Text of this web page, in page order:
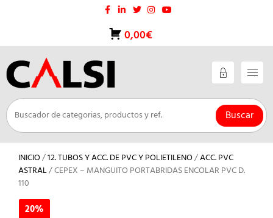
0,00€
Buscar
INICIO/12. TUBOS Y ACC. DE PVC Y POLIETILENO/ACC. PVC
ASTRAL/ CEPEX – MANGUITO PORTABRIDAS ENCOLAR PVC D.
110
20%
20%